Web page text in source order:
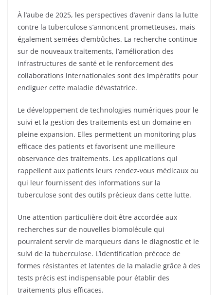
À l’aube de 2025, les perspectives d’avenir dans la lutte
contre la tuberculose s’annoncent prometteuses, mais
également semées d’embûches. La recherche continue
sur de nouveaux traitements, l’amélioration des
infrastructures de santé et le renforcement des
collaborations internationales sont des impératifs pour
endiguer cette maladie dévastatrice.
Le développement de technologies numériques pour le
suivi et la gestion des traitements est un domaine en
pleine expansion. Elles permettent un monitoring plus
efficace des patients et favorisent une meilleure
observance des traitements. Les applications qui
rappellent aux patients leurs rendez-vous médicaux ou
qui leur fournissent des informations sur la
tuberculose sont des outils précieux dans cette lutte.
Une attention particulière doit être accordée aux
recherches sur de nouvelles biomolécule qui
pourraient servir de marqueurs dans le diagnostic et le
suivi de la tuberculose. L’identification précoce de
formes résistantes et latentes de la maladie grâce à des
tests précis est indispensable pour établir des
traitements plus efficaces.